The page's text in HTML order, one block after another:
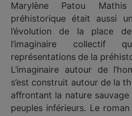
Marylène Patou Mathis
préhistorique était aussi
l’évolution de la place
l’imaginaire collectif
représentations de la
L’imaginaire autour de
s’est construit autour de la
affrontant la nature
peuples inférieurs. Le